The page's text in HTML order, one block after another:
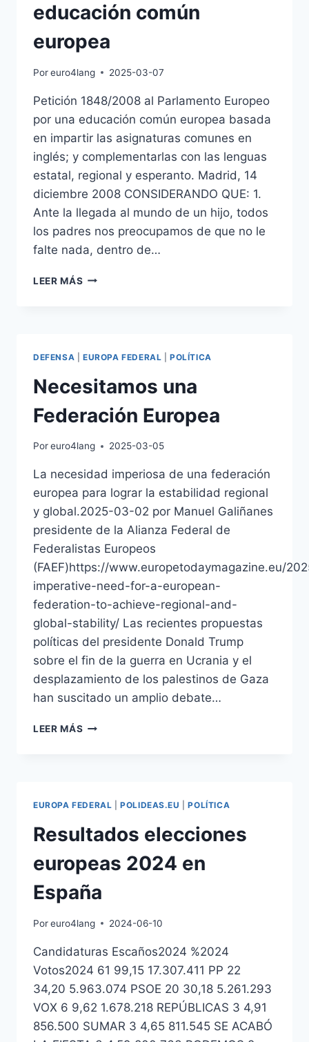
educación común
europea
Poreuro4lang 2025-03-07
Petición 1848/2008 al Parlamento Europeo
por una educación común europea basada
en impartir las asignaturas comunes en
inglés; y complementarlas con las lenguas
estatal, regional y esperanto. Madrid, 14
diciembre 2008 CONSIDERANDO QUE: 1.
Ante la llegada al mundo de un hijo, todos
los padres nos preocupamos de que no le
falte nada, dentro de…
LEER MÁS LA
EUROPEA
DEFENSA EUROPA FEDERAL |POLÍTICA
Necesitamos una
Federación Europea
Poreuro4lang 2025-03-05
La necesidad imperiosa de una federación
europea para lograr la estabilidad regional
y global.2025-03-02 por Manuel Galiñanes
presidente de la Alianza Federal de
Federalistas Europeos
(FAEF)https://www.europetodaymagazine.eu/
imperative-need-for-a-european-
federation-to-achieve-regional-and-
global-stability/ Las recientes propuestas
políticas del presidente Donald Trump
sobre el fin de la guerra en Ucrania y el
desplazamiento de los palestinos de Gaza
han suscitado un amplio debate…
LEER MÁS NECESITAMOS
EUROPA FEDERAL |POLIDEAS.EU |POLÍTICA
Resultados elecciones
europeas 2024 en
España
Poreuro4lang 2024-06-10
Candidaturas Escaños2024 %2024
Votos2024 61 99,15 17.307.411 PP 22
34,20 5.963.074 PSOE 20 30,18 5.261.293
VOX 6 9,62 1.678.218 REPÚBLICAS 3 4,91
856.500 SUMAR 3 4,65 811.545 SE ACABÓ